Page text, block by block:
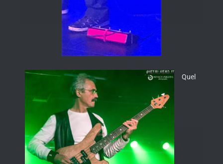
Quel